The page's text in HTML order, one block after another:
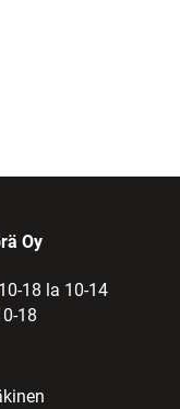
Oy
18 la 10-14
18